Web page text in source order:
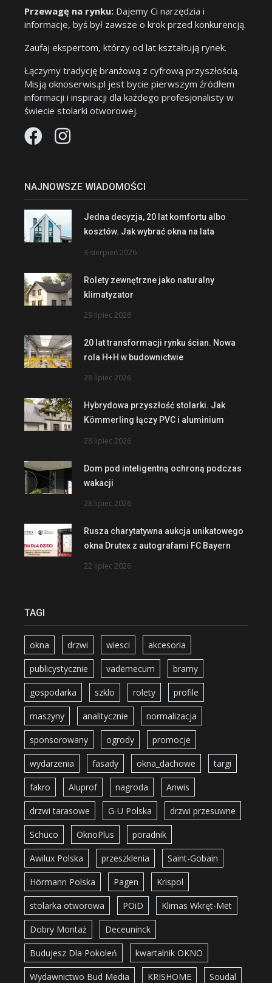
Przewagę na rynku: Dajemy Ci narzędzia i
informacje, byś był zawsze o krok przed konkurencją.
Zaufaj ekspertom, którzy od lat kształtują rynek.
Łączymy tradycję branżową z cyfrową przyszłością.
Misją oknoserwis.pl jest bycie pierwszym źródłem
informacji i inspiracji dla każdego profesjonalisty w
świecie stolarki otworowej.
NAJNOWSZE WIADOMOŚCI
Jedna decyzja, 20 lat komfortu albo
kosztów. Jak wybrać okna na lata
3 sierpień 2026
Rolety zewnętrzne jako naturalny
klimatyzator
29 lipiec 2026
20 lat transformacji rynku ścian. Nowa
rola H+H w budownictwie
28 lipiec 2026
Hybrydowa przyszłość stolarki. Jak
Kömmerling łączy PVC i aluminium
28 lipiec 2026
Dom pod inteligentną ochroną podczas
wakacji
28 lipiec 2026
Rusza charytatywna aukcja unikatowego
okna Drutex z autografami FC Bayern
22 lipiec 2026
TAGI
okna drzwi wiesci akcesoria
publicystycznie vademecum bramy
gospodarka szklo rolety profile
maszyny analitycznie normalizacja
sponsorowany ogrody promocje
wydarzenia fasady okna_dachowe targi
fakro Aluprof nagroda Anwis
drzwi tarasowe G-U Polska drzwi przesuwne
Schüco OknoPlus poradnik
Awilux Polska przeszklenia Saint-Gobain
Hörmann Polska Pagen Krispol
stolarka otworowa POiD Klimas Wkręt-Met
Dobry Montaż Deceuninck
Budujesz Dla Pokoleń kwartalnik OKNO
Wydawnictwo Bud Media KRISHOME Soudal